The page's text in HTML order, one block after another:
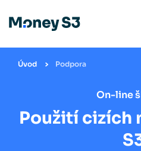
Úvod Podpora
On-line
Použití cizích